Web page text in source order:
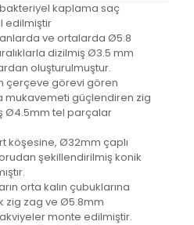
kaplama saç
edilmiştir
ve ortalarda Ø5.8
dizilmiş Ø3.5 mm
oluşturulmuştur.
çerçeve görevi gören
mukavemeti güçlendiren zig
Ø4.5mm tel parçalar
köşesine, Ø32mm çaplı
şekillendirilmiş konik
orta kalın çubuklarına
zig zag ve Ø5.8mm
monte edilmiştir.